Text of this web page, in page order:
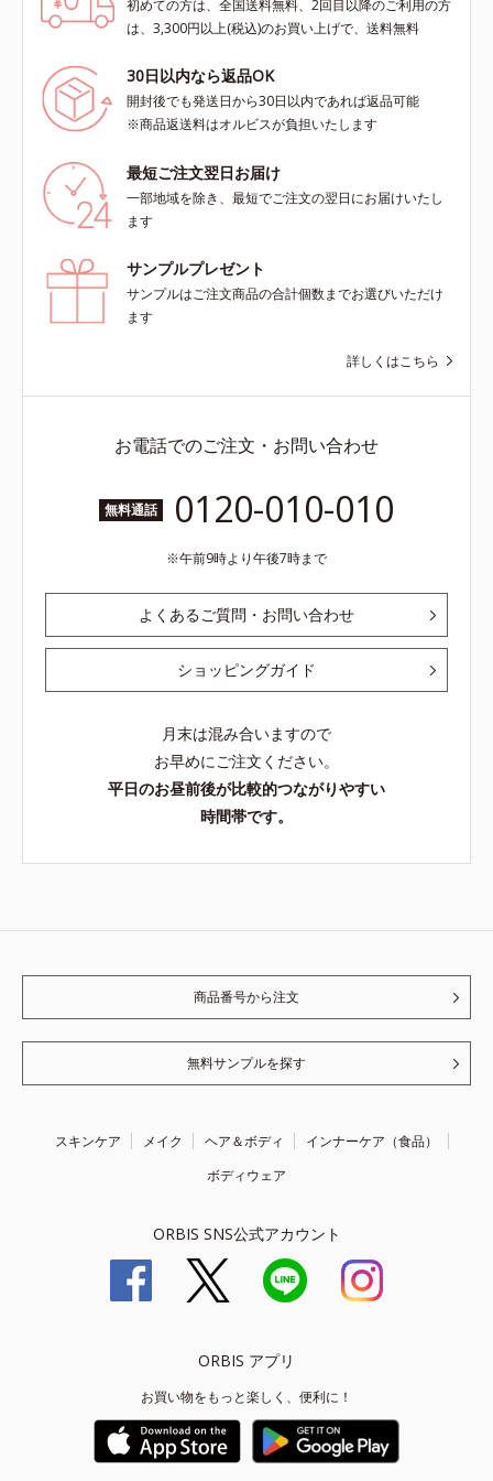
初めての方は、全国送料無料、2回目以降のご利用の方
は、3,300円以上(税込)のお買い上げで、送料無料
30日以内なら返品OK
開封後でも発送日から30日以内であれば返品可能
※商品返送料はオルビスが負担いたします
最短ご注文翌日お届け
一部地域を除き、最短でご注文の翌日にお届けいたし
ます
サンプルプレゼント
サンプルはご注文商品の合計個数までお選びいただけ
ます
詳しくはこちら
お電話でのご注文・お問い合わせ
無料通話 0120-010-010
午前9時より午後7時まで
よくあるご質問・お問い合わせ
ショッピングガイド
月末は混み合いますので
お早めにご注文ください。
平日のお昼前後が比較的つながりやすい
時間帯です。
商品番号から注文
無料サンプルを探す
スキンケア メイク ヘア＆ボディ
インナーケア（食品）
ボディウェア
ORBIS SNS公式アカウント
ORBIS アプリ
お買い物をもっと楽しく、便利に！